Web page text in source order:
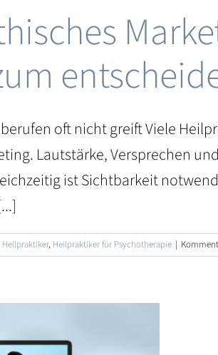
oft nicht greift Viele
Lautstärke, Versprechen
ist Sichtbarkeit
Heilpraktiker, Heilpraktiker für Psychotherapie |